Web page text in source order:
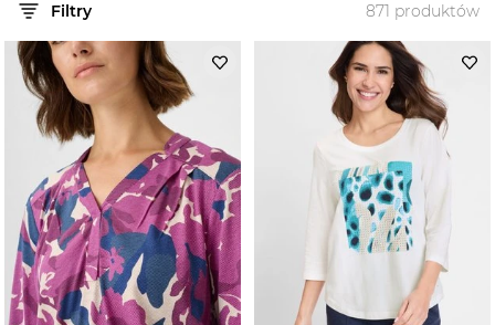
Wyprzedaże
Filtry 871 produktów